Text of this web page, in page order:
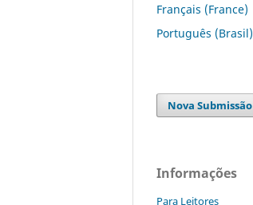
Français (France)
Português (Brasil)
Nova Submissão
Informações
Para Leitores